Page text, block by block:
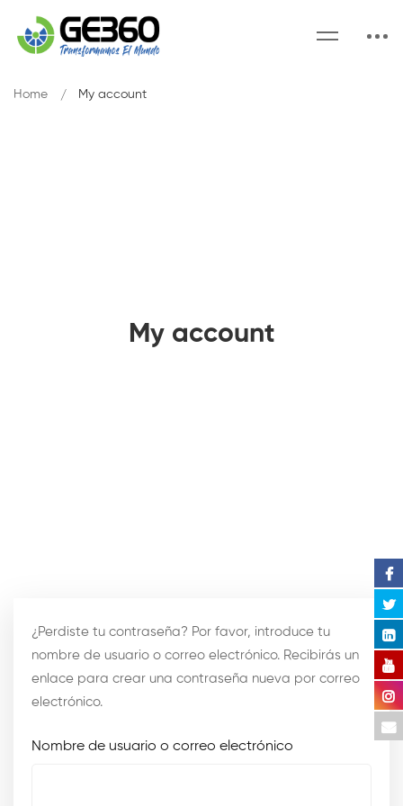
My account
Home My account
account
¿Perdiste tu contraseña? Por favor, introduce tu
nombre de usuario o correo electrónico. Recibirás un
enlace para crear una contraseña nueva por correo
electrónico.
Nombre de usuario o correo electrónico